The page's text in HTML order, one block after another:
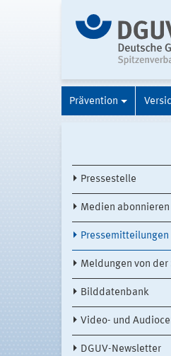
Prävention
Pressestelle
Medien abonnieren
Pressemitteilungen
Meldungen von
Bilddatenbank
Video- und
DGUV-Newsletter